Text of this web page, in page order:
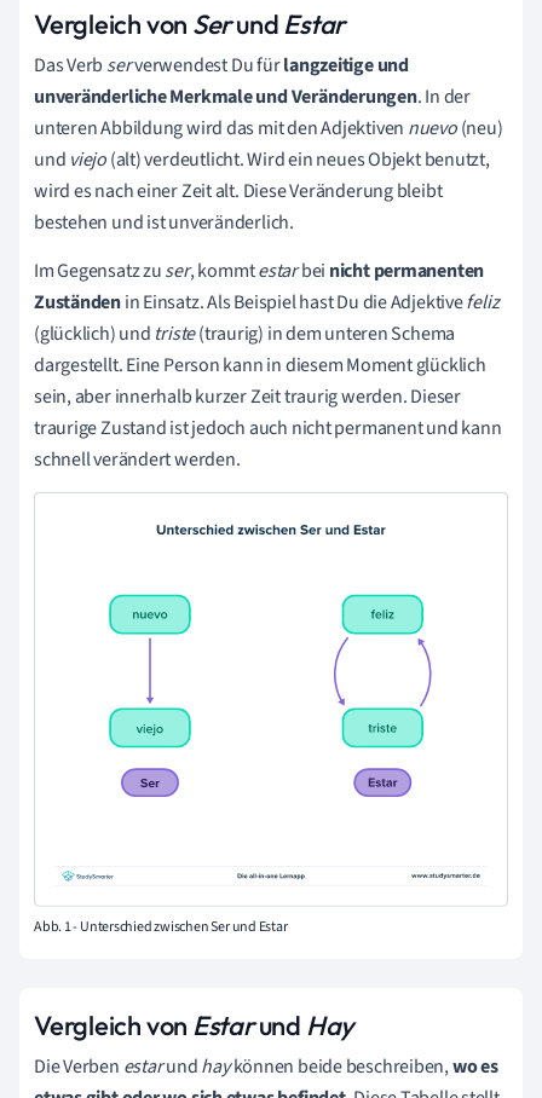
Vergleich von Serund Estar
Das Verb serverwendest Du fürlangzeitige und
unveränderliche Merkmale und Veränderungen. In der
unteren Abbildung wird das mit den Adjektiven nuevo(neu)
und viejo(alt) verdeutlicht. Wird ein neues Objekt benutzt,
wird es nach einer Zeit alt. Diese Veränderung bleibt
bestehen und ist unveränderlich.
Im Gegensatz zuser, kommtestarbei nicht permanenten
Zuständenin Einsatz. Als Beispiel hast Du die Adjektivefeliz
(glücklich) und triste(traurig) in dem unteren Schema
dargestellt. Eine Person kann in diesem Moment glücklich
sein, aber innerhalb kurzer Zeit traurig werden. Dieser
traurige Zustand ist jedoch auch nicht permanent und kann
schnell verändert werden.
Abb. 1 - Unterschied zwischen Ser und Estar
Vergleich von Estarund Hay
Die Verben estarundhaykönnen beide beschreiben,wo es